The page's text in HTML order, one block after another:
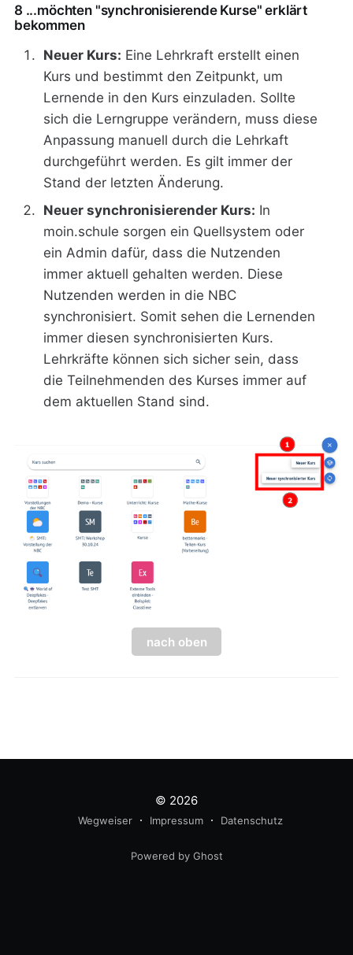
8 ...möchten "synchronisierende Kurse" erklärt
bekommen
Neuer Kurs: Eine Lehrkraft erstellt einen
Kurs und bestimmt den Zeitpunkt, um
Lernende in den Kurs einzuladen. Sollte
sich die Lerngruppe verändern, muss diese
Anpassung manuell durch die Lehrkaft
durchgeführt werden. Es gilt immer der
Stand der letzten Änderung.
Neuer synchronisierender Kurs: In
moin.schule sorgen ein Quellsystem oder
ein Admin dafür, dass die Nutzenden
immer aktuell gehalten werden. Diese
Nutzenden werden in die NBC
synchronisiert. Somit sehen die Lernenden
immer diesen synchronisierten Kurs.
Lehrkräfte können sich sicher sein, dass
die Teilnehmenden des Kurses immer auf
dem aktuellen Stand sind.
nach oben
© 2026
Wegweiser Impressum Datenschutz
Powered by Ghost